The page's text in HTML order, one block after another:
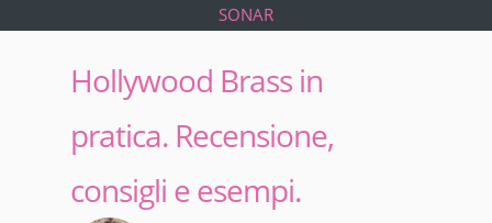
SONAR
Hollywood Brass in
pratica. Recensione,
consigli e esempi.